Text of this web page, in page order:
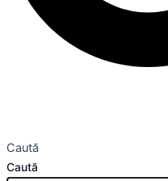
Caută
Caută